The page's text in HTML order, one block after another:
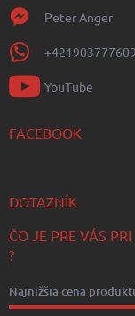
Peter Anger
+421903777609
YouTube
FACEBOOK
DOTAZNÍK
ČO JE PRE VÁS
?
Najnižšia cena